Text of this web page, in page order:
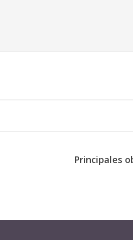
Principales